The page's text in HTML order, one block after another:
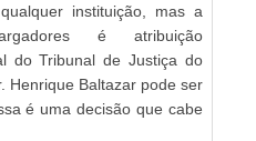
instituição, mas a
é atribuição
do Tribunal de Justiça do
Henrique Baltazar pode ser
é uma decisão que cabe